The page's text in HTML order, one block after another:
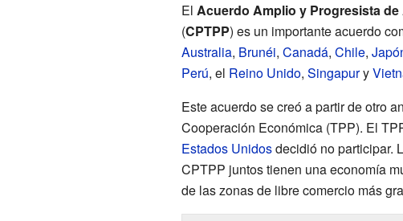
El Acuerdo Amplio y Progresista
(CPTPP) es un importante acuerdo
Australia, Brunéi, Canadá, Chile,
Perú, el Reino Unido, Singapury
Este acuerdo se creó a partir de otro
Cooperación Económica (TPP). El
Estados Unidosdecidió no participar.
CPTPP juntos tienen una economía
de las zonas de libre comercio más